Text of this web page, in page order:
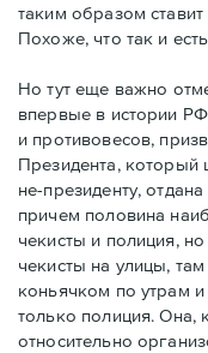
таким образом
Похоже, что так и
Но тут еще важно
впервые в истории
и противовесов,
Президента, который
не-президенту,
причем половина
чекисты и полиция,
чекисты на улицы,
коньячком по утрам
только полиция. Она,
относительно